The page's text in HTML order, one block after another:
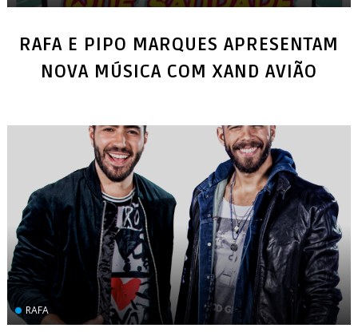
RAFA E PIPO MARQUES APRESENTAM
NOVA MÚSICA COM XAND AVIÃO
RAFA